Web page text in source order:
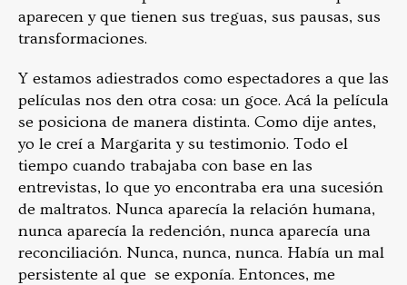
aparecen y que tienen sus treguas, sus pausas, sus
transformaciones.
Y estamos adiestrados como espectadores a que las
películas nos den otra cosa: un goce. Acá la película
se posiciona de manera distinta. Como dije antes,
yo le creí a Margarita y su testimonio. Todo el
tiempo cuando trabajaba con base en las
entrevistas, lo que yo encontraba era una sucesión
de maltratos. Nunca aparecía la relación humana,
nunca aparecía la redención, nunca aparecía una
reconciliación. Nunca, nunca, nunca. Había un mal
persistente al que se exponía. Entonces, me